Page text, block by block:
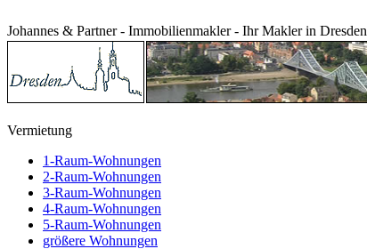
Johannes & Partner - Immobilienmakler - Ihr Makler in Dresden
Vermietung
1-Raum-Wohnungen
2-Raum-Wohnungen
3-Raum-Wohnungen
4-Raum-Wohnungen
5-Raum-Wohnungen
größere Wohnungen